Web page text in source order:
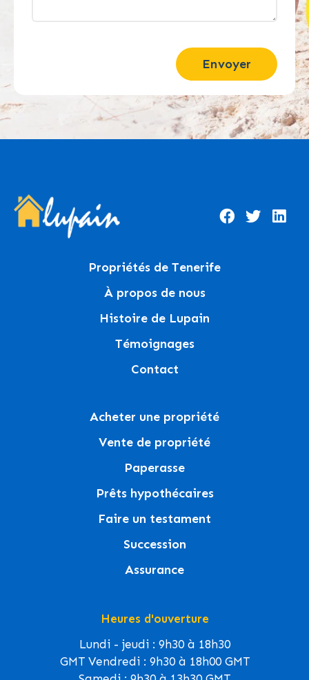
Envoyer
Propriétés de Tenerife
À propos de nous
Histoire de Lupain
Témoignages
Contact
Acheter une propriété
Vente de propriété
Paperasse
Prêts hypothécaires
Faire un testament
Succession
Assurance
Heures d'ouverture
Lundi - jeudi : 9h30 à 18h30
GMT Vendredi : 9h30 à 18h00 GMT